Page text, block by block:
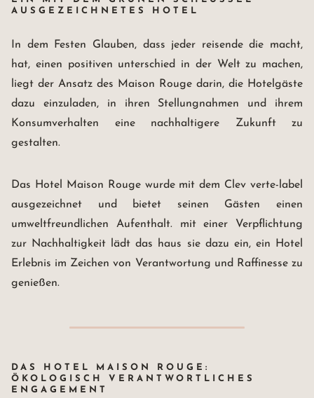
AUSGEZEICHNETES HOTEL
In dem Festen Glauben, dass jeder reisende die macht,
hat, einen positiven unterschied in der Welt zu machen,
liegt der Ansatz des Maison Rouge darin, die Hotelgäste
dazu einzuladen, in ihren Stellungnahmen und ihrem
Konsumverhalten eine nachhaltigere Zukunft zu
gestalten.
Das Hotel Maison Rouge wurde mit dem Clev verte-label
ausgezeichnet und bietet seinen Gästen einen
umweltfreundlichen Aufenthalt. mit einer Verpflichtung
zur Nachhaltigkeit lädt das haus sie dazu ein, ein Hotel
Erlebnis im Zeichen von Verantwortung und Raffinesse zu
genießen.
DAS HOTEL MAISON ROUGE:
ÖKOLOGISCH VERANTWORTLICHES
ENGAGEMENT